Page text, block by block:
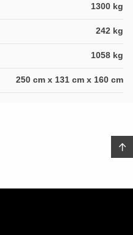
1300 kg
242 kg
1058 kg
250 cm x 131 cm x 160 cm